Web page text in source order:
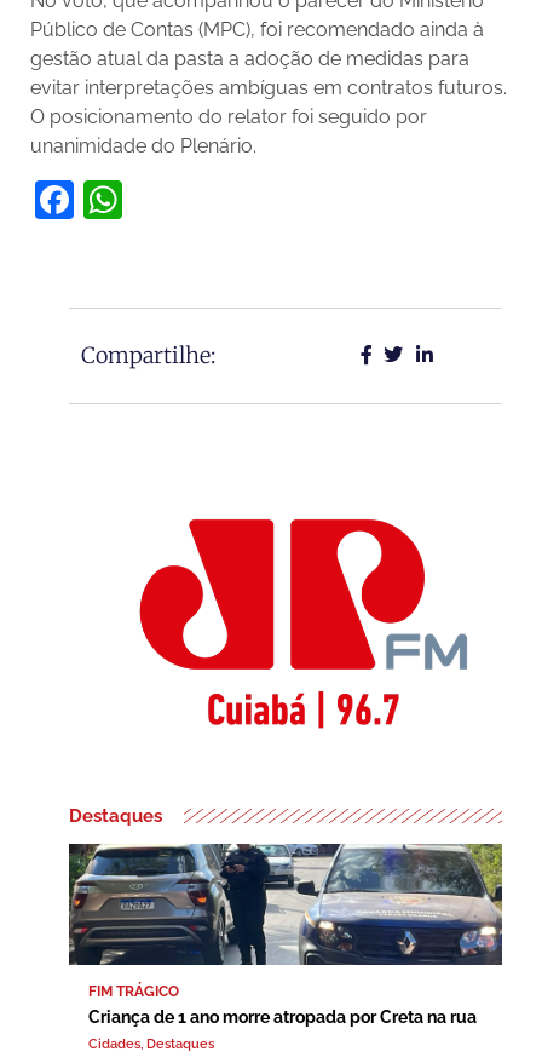
Público de Contas (MPC), foi recomendado ainda à
gestão atual da pasta a adoção de medidas para
evitar interpretações ambíguas em contratos futuros.
O posicionamento do relator foi seguido por
unanimidade do Plenário.
Facebook
Compartilhe:
Destaques
FIM TRÁGICO
Criança de 1 ano morre atropada por Creta na rua
Cidades, Destaques